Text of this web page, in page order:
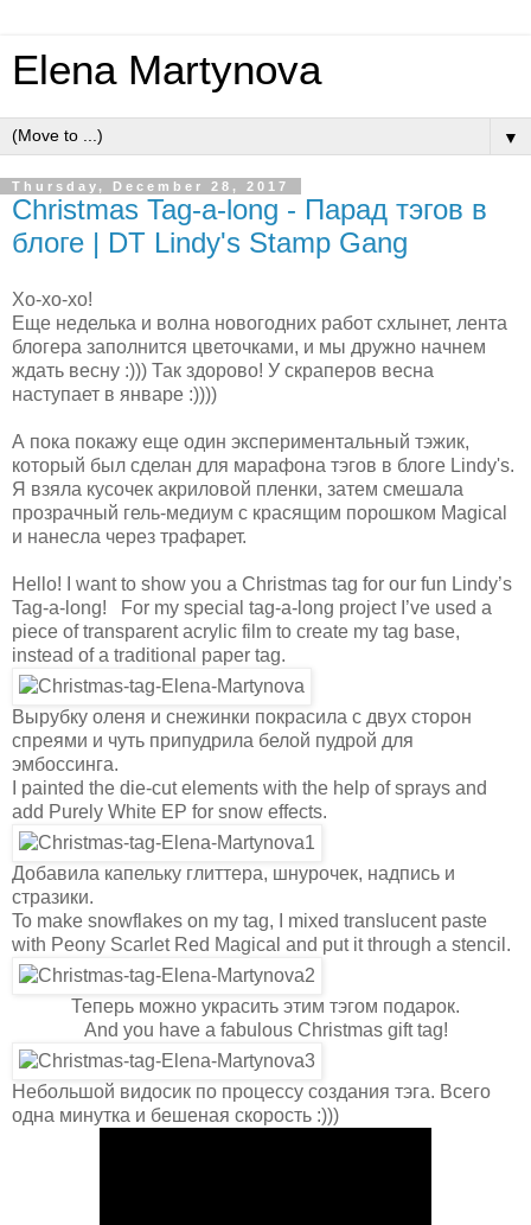
Elena Martynova
▼
Thursday, December 28, 2017
Christmas Tag-a-long - Парад тэгов в
блоге | DT Lindy's Stamp Gang
Хо-хо-хо!
Еще неделька и волна новогодних работ схлынет, лента
блогера заполнится цветочками, и мы дружно начнем
ждать весну :))) Так здорово! У скраперов весна
наступает в январе :))))
А пока покажу еще один экспериментальный тэжик,
который был сделан для марафона тэгов в блоге Lindy's.
Я взяла кусочек акриловой пленки, затем смешала
прозрачный гель-медиум с красящим порошком Magical
и нанесла через трафарет.
Hello! I want to show you a Christmas tag for our fun Lindy’s
Tag-a-long! For my special tag-a-long project I’ve used a
piece of transparent acrylic film to create my tag base,
instead of a traditional paper tag.
Вырубку оленя и снежинки покрасила с двух сторон
спреями и чуть припудрила белой пудрой для
эмбоссинга.
I painted the die-cut elements with the help of sprays and
add Purely White EP for snow effects.
Добавила капельку глиттера, шнурочек, надпись и
стразики.
To make snowflakes on my tag, I mixed translucent paste
with Peony Scarlet Red Magical and put it through a stencil.
Теперь можно украсить этим тэгом подарок.
And you have a fabulous Christmas gift tag!
Небольшой видосик по процессу создания тэга. Всего
одна минутка и бешеная скорость :)))